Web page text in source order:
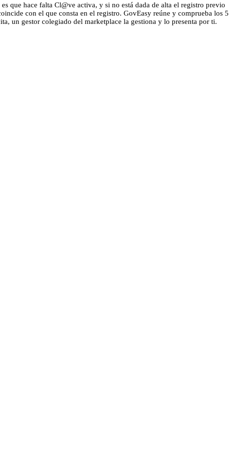
que hace falta Cl@ve activa, y si no está dada de alta el registro previo
con el que consta en el registro. GovEasy reúne y comprueba los 5
un gestor colegiado del marketplace la gestiona y lo presenta por ti.